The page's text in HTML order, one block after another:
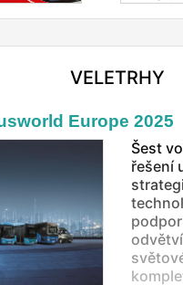
VELETRHY
Europe 2025
Šest
řešení